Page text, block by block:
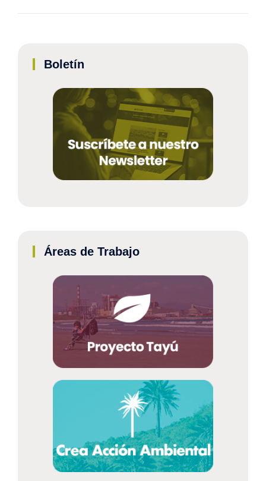
Boletín
Áreas de Trabajo